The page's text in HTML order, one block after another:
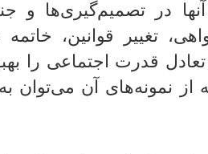
در تصمیم‌گیری‌ها و
تغییر قوانین، خاتمه
قدرت اجتماعی را
نمونه‌های آن می‌توان